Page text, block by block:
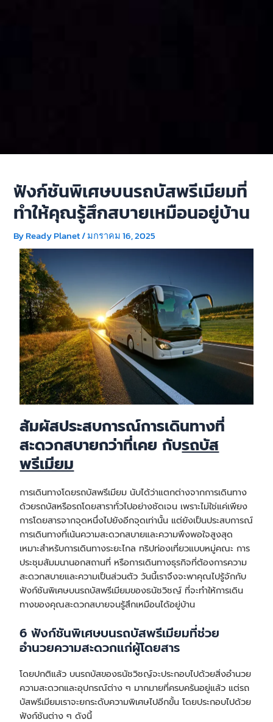
ฟังก์ชันพิเศษบนรถบัสพรีเมียมที่
ทำให้คุณรู้สึกสบายเหมือนอยู่บ้าน
ByReady Planet/มกราคม 16, 2025
สัมผัสประสบการณ์การเดินทางที่
สะดวกสบายกว่าที่เคย กับรถบัส
พรีเมียม
การเดินทางโดยรถบัสพรีเมียม นับได้ว่าแตกต่างจากการเดินทาง
ด้วยรถบัสหรือรถโดยสาราทั่วไปอย่างชัดเจน เพราะไม่ใช่แค่เพียง
การโดยสารจากจุดหนึ่งไปยังอีกจุดเท่านั้น แต่ยังเป็นประสบการณ์
การเดินทางที่เน้นความสะดวกสบายและความพึงพอใจสูงสุด
เหมาะสำหรับการเดินทางระยะไกล ทริปท่องเที่ยวแบบหมู่คณะ การ
ประชุมสัมมนานอกสถานที่ หรือการเดินทางธุรกิจที่ต้องการความ
สะดวกสบายและความเป็นส่วนตัว วันนี้เราจึงจะพาคุณไปรู้จักกับ
ฟังก์ชันพิเศษบนรถบัสพรีเมียมของธนัชวิชญ์ ที่จะทำให้การเดิน
ทางของคุณสะดวกสบายจนรู้สึกเหมือนได้อยู่บ้าน
6 ฟังก์ชันพิเศษบนรถบัสพรีเมียมที่ช่วย
อำนวยความสะดวกแก่ผู้โดยสาร
โดยปกติแล้ว บนรถบัสของธนัชวิชญ์จะประกอบไปด้วยสิ่งอำนวย
ความสะดวกและอุปกรณ์ต่าง ๆ มากมายที่ครบครันอยู่แล้ว แต่รถ
บัสพรีเมียมเราจะยกระดับความพิเศษไปอีกขั้น โดยประกอบไปด้วย
ฟังก์ชันต่าง ๆ ดังนี้